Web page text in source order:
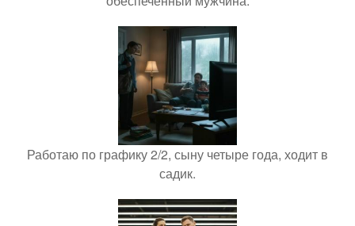
Работаю по графику 2/2, сыну четыре года, ходит в
садик.